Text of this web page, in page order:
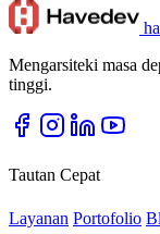
Mengarsiteki masa
tinggi.
Tautan Cepat
Layanan Portofolio